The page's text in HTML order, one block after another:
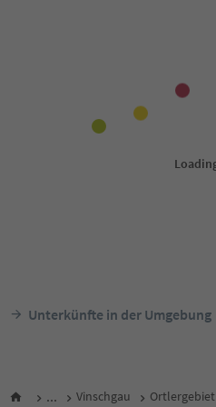
Unterkünfte in der Umgebung
... Vinschgau Ortlergebiet